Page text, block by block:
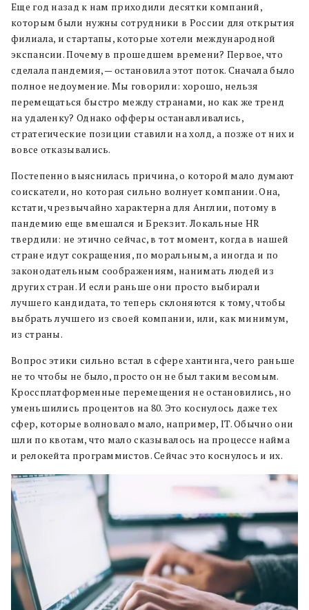
Еще год назад к нам приходили десятки компаний,
которым были нужны сотрудники в России для открытия
филиала, и стартапы, которые хотели международной
экспансии. Почему в прошедшем времени? Первое, что
сделала пандемия, — остановила этот поток. Сначала было
полное недоумение. Мы говорили: хорошо, нельзя
перемещаться быстро между странами, но как же тренд
на удаленку? Однако офферы останавливались,
стратегические позиции ставили на холд, а позже от них и
вовсе отказывались.
Постепенно выяснилась причина, о которой мало думают
соискатели, но которая сильно волнует компании. Она,
кстати, чрезвычайно характерна для Англии, потому в
пандемию еще вмешался и Брекзит. Локальные HR
твердили: не этично сейчас, в тот момент, когда в нашей
стране идут сокращения, по моральным, а иногда и по
законодательным соображениям, нанимать людей из
других стран. И если раньше они просто выбирали
лучшего кандидата, то теперь склоняются к тому, чтобы
выбрать лучшего из своей компании, или, как минимум,
из страны.
Вопрос этики сильно встал в сфере хантинга, чего раньше
не то чтобы не было, просто он не был таким весомым.
Кроссплатформенные перемещения не остановились, но
уменьшились процентов на 80. Это коснулось даже тех
сфер, которые волновало мало, например, IT. Обычно они
шли по квотам, что мало сказывалось на процессе найма
и релокейта программистов. Сейчас это коснулось и их.